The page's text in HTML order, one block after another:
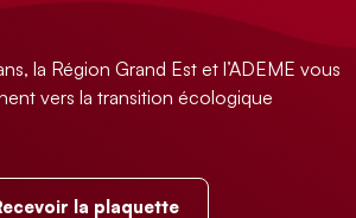
la Région Grand Est et l’ADEME vous
vers la transition écologique
la plaquette